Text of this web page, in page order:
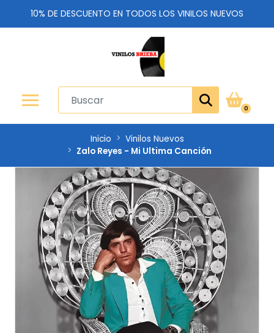
10% DE DESCUENTO EN TODOS LOS VINILOS NUEVOS
0
Inicio
Vinilos Nuevos
Zalo Reyes - Mi Ultima Canción